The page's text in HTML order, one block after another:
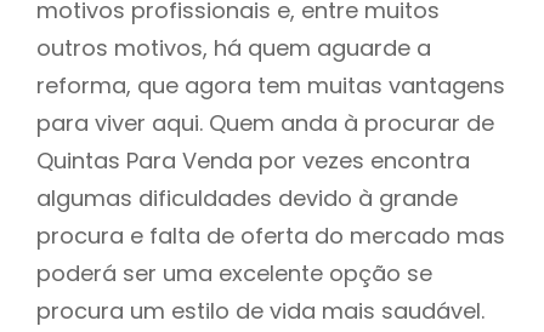
motivos profissionais e, entre muitos
outros motivos, há quem aguarde a
reforma, que agora tem muitas vantagens
para viver aqui. Quem anda à procurar de
Quintas Para Venda por vezes encontra
algumas dificuldades devido à grande
procura e falta de oferta do mercado mas
poderá ser uma excelente opção se
procura um estilo de vida mais saudável.